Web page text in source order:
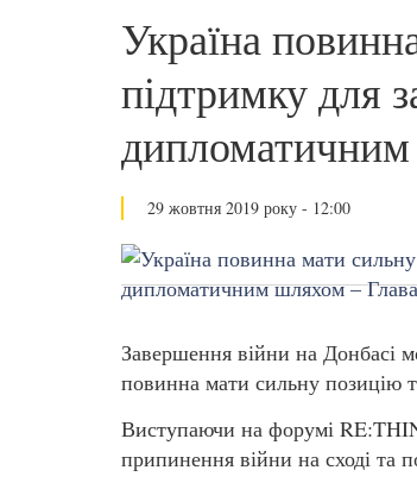
Україна
підтримку для
29 жовтня 2019 року - 12:00
Завершення війни на Донбасі
повинна мати сильну позицію
Виступаючи на форумі
припинення війни на сході та